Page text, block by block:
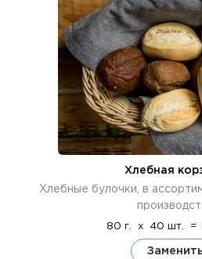
Хлебная
Хлебные булочки, в
80 г. x 40 шт. =